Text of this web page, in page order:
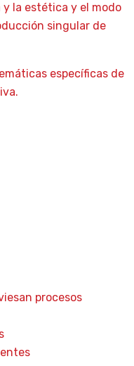
la estética y el modo
singular de
específicas de
procesos